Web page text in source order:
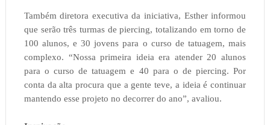
Também diretora executiva da iniciativa, Esther informou
que serão três turmas de piercing, totalizando em torno de
100 alunos, e 30 jovens para o curso de tatuagem, mais
complexo. “Nossa primeira ideia era atender 20 alunos
para o curso de tatuagem e 40 para o de piercing. Por
conta da alta procura que a gente teve, a ideia é continuar
mantendo esse projeto no decorrer do ano”, avaliou.